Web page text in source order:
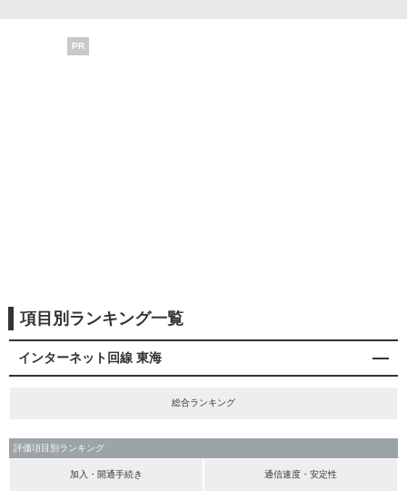
PR
項目別ランキング一覧
インターネット回線 東海
総合ランキング
評価項目別ランキング
加入・開通手続き 通信速度・安定性